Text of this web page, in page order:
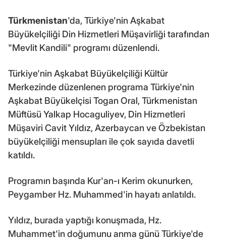
Türkmenistan'da, Türkiye'nin Aşkabat
Büyükelçiliği Din Hizmetleri Müşavirliği tarafından
"Mevlit Kandili" programı düzenlendi.
Türkiye'nin Aşkabat Büyükelçiliği Kültür
Merkezinde düzenlenen programa Türkiye'nin
Aşkabat Büyükelçisi Togan Oral, Türkmenistan
Müftüsü Yalkap Hocaguliyev, Din Hizmetleri
Müşaviri Cavit Yıldız, Azerbaycan ve Özbekistan
büyükelçiliği mensupları ile çok sayıda davetli
katıldı.
Programın başında Kur'an-ı Kerim okunurken,
Peygamber Hz. Muhammed'in hayatı anlatıldı.
Yıldız, burada yaptığı konuşmada, Hz.
Muhammet'in doğumunu anma günü Türkiye'de